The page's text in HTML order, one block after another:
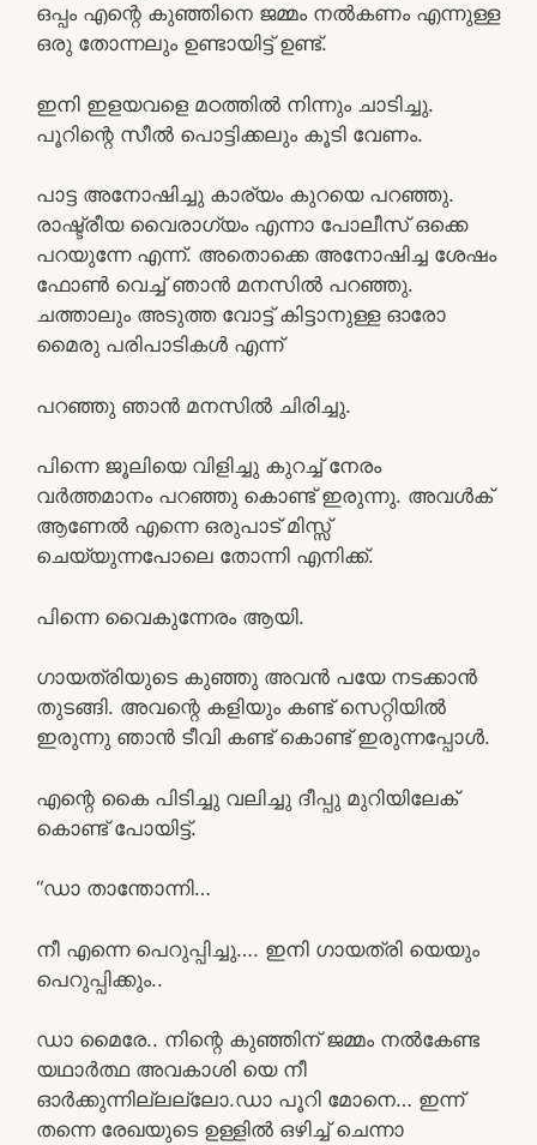
ഒപ്പം എന്റെ കുഞ്ഞിനെ ജമ്മം നൽകണം എന്നുള്ള
ഒരു തോന്നലും ഉണ്ടായിട്ട് ഉണ്ട്.
ഇനി ഇളയവളെ മഠത്തിൽ നിന്നും ചാടിച്ചു.
പൂറിന്റെ സീൽ പൊട്ടിക്കലും കൂടി വേണം.
പാട്ട അനോഷിച്ചു കാര്യം കുറയെ പറഞ്ഞു.
രാഷ്ട്രീയ വൈരാഗ്യം എന്നാ പോലീസ് ഒക്കെ
പറയുന്നേ എന്ന്. അതൊക്കെ അനോഷിച്ച ശേഷം
ഫോൺ വെച്ച് ഞാൻ മനസിൽ പറഞ്ഞു.
ചത്താലും അടുത്ത വോട്ട് കിട്ടാനുള്ള ഓരോ
മൈരു പരിപാടികൾ എന്ന്
പറഞ്ഞു ഞാൻ മനസിൽ ചിരിച്ചു.
പിന്നെ ജൂലിയെ വിളിച്ചു കുറച്ച് നേരം
വർത്തമാനം പറഞ്ഞു കൊണ്ട് ഇരുന്നു. അവൾക്
ആണേൽ എന്നെ ഒരുപാട് മിസ്സ്‌
ചെയ്യുന്നപോലെ തോന്നി എനിക്ക്.
പിന്നെ വൈകുന്നേരം ആയി.
ഗായത്രിയുടെ കുഞ്ഞു അവൻ പയേ നടക്കാൻ
തുടങ്ങി. അവന്റെ കളിയും കണ്ട് സെറ്റിയിൽ
ഇരുന്നു ഞാൻ ടീവി കണ്ട് കൊണ്ട് ഇരുന്നപ്പോൾ.
എന്റെ കൈ പിടിച്ചു വലിച്ചു ദീപ്പു മുറിയിലേക്
കൊണ്ട് പോയിട്ട്.
“ഡാ താന്തോന്നി…
നീ എന്നെ പെറുപ്പിച്ചു…. ഇനി ഗായത്രി യെയും
പെറുപ്പിക്കും..
ഡാ മൈരേ.. നിന്റെ കുഞ്ഞിന് ജമ്മം നൽകേണ്ട
യഥാർത്ഥ അവകാശി യെ നീ
ഓർക്കുന്നില്ലല്ലോ.ഡാ പൂറി മോനെ… ഇന്ന്
തന്നെ രേഖയുടെ ഉള്ളിൽ ഒഴിച്ച് ചെന്നാ